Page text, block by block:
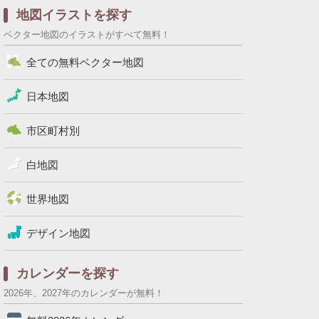
地図イラストを探す
ベクター地図のイラストがすべて無料！
全ての無料ベクター地図
日本地図
市区町村別
白地図
世界地図
デザイン地図
カレンダーを探す
2026年、2027年のカレンダーが無料！